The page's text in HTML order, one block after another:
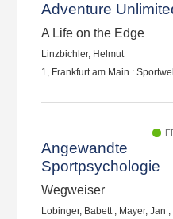
Adventure
A Life on the Edge
Linzbichler, Helmut
1, Frankfurt am Main :
Angewandte
Sportpsychologie
Wegweiser
Lobinger, Babett; Mayer, Jan ;